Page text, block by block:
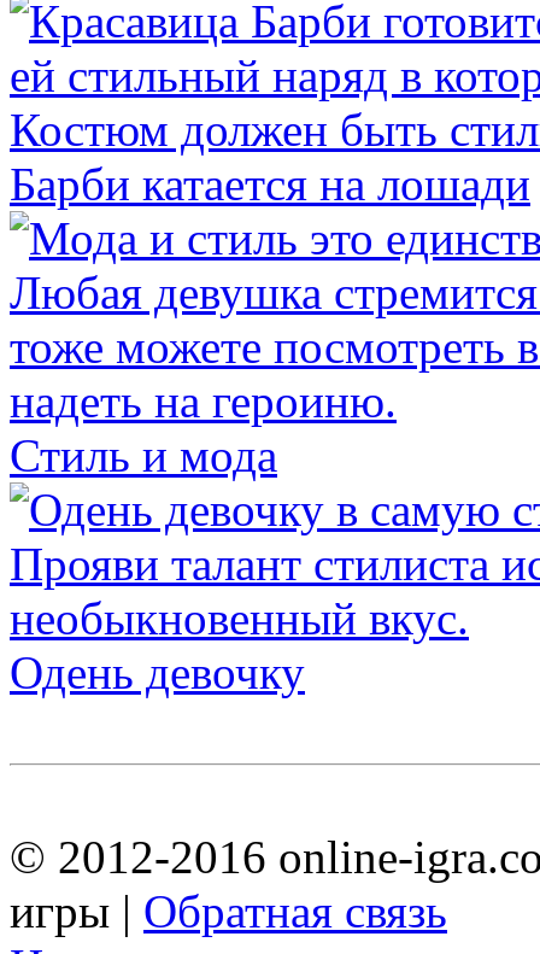
Барби катается на лошади
Стиль и мода
Одень девочку
© 2012-2016 online-
игры | Обратная связь